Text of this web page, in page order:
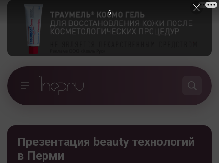
Презентация beauty технологий
в Перми
6